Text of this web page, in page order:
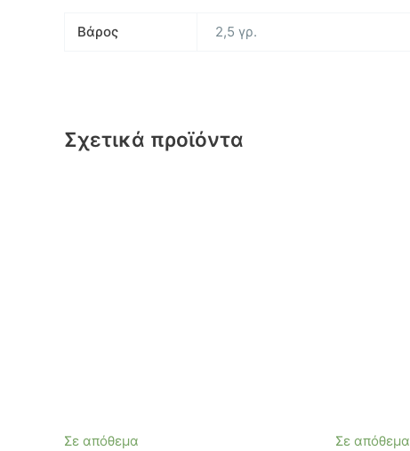
Βάρος 2,5 γρ.
Σχετικά προϊόντα
Σε απόθεμα Σε απόθεμα